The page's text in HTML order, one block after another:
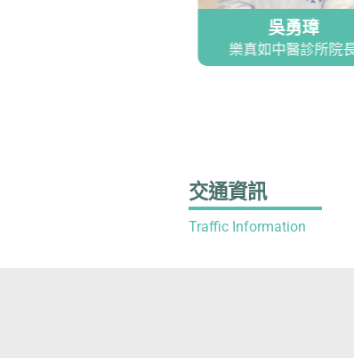
吳勇璋
樂真如中醫診所院長
交通資訊
Traffic Information